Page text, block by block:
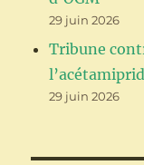
29 juin 2026
Tribune
29 juin 2026